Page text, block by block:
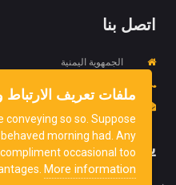
اتصل بنا
الجمهوية اليمنية
info@ydnorg.org
يشترك
ملفات تعريف
conveying so so. Suppose
morning had. Any
occasional too
More information